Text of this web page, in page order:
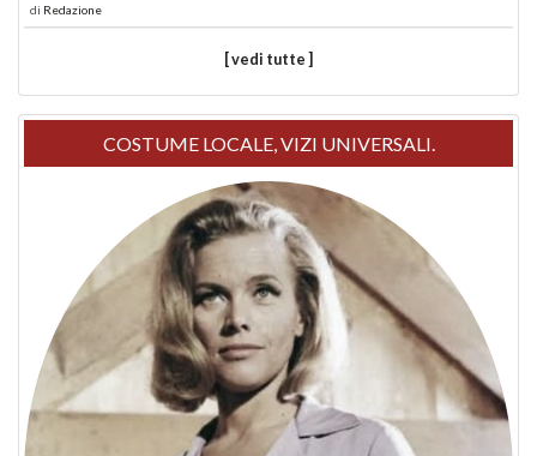
di Redazione
[ vedi tutte ]
COSTUME LOCALE, VIZI UNIVERSALI.